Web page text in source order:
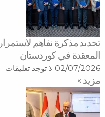
تجديد مذكرة تفاهم
المعقدة في كوردستان
02/07/2026 لا توجد تعليقات
مزید »